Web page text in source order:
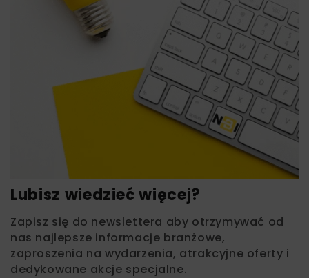
Lubisz wiedzieć więcej?
Zapisz się do newslettera aby otrzymywać od
nas najlepsze informacje branżowe,
zaproszenia na wydarzenia, atrakcyjne oferty i
dedykowane akcje specjalne.